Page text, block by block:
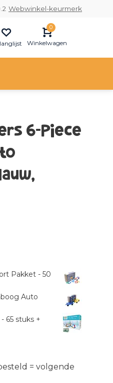
Webwinkel-keurmerk
0
Winkelwagen
6-Piece
Pakket - 50
Auto
65 stuks +
= volgende